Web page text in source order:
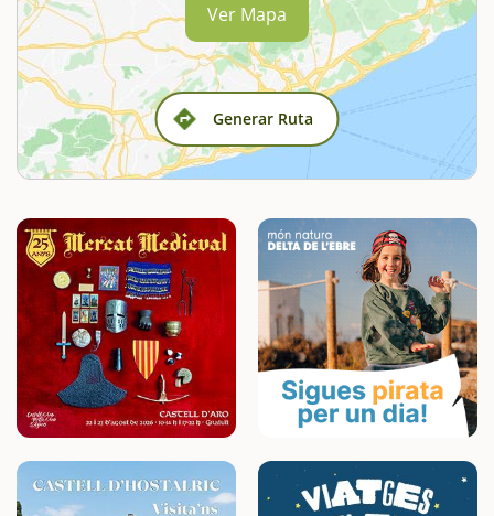
Generar Ruta
Ver Mapa